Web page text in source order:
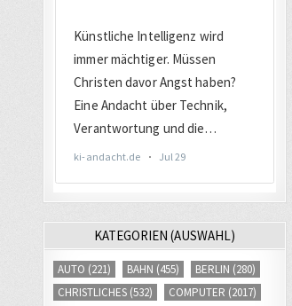
KATEGORIEN (AUSWAHL)
AUTO (221) BAHN (455) BERLIN (280)
CHRISTLICHES (532) COMPUTER (2017)